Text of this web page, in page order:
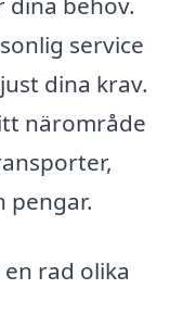
service
dina krav.
närområde
pengar.
rad olika